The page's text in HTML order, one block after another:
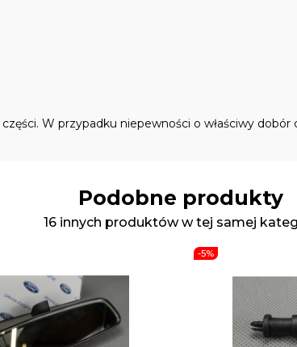
W przypadku niepewności o właściwy
Podobne produkty
16 innych produktów w tej samej
-5%